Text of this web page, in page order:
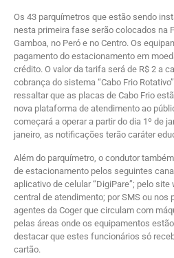
Os 43 parquímetros que estão sendo
nesta primeira fase serão colocados na
Gamboa, no Peró e no Centro. Os
pagamento do estacionamento em
crédito. O valor da tarifa será de R$ 2 a
cobrança do sistema “Cabo Frio
ressaltar que as placas de Cabo Frio
nova plataforma de atendimento ao
começará a operar a partir do dia 1º de
janeiro, as notificações terão caráter
Além do parquímetro, o condutor
de estacionamento pelos seguintes
aplicativo de celular “DigiPare”; pelo
central de atendimento; por SMS ou nos
agentes da Coger que circulam com
pelas áreas onde os equipamentos
destacar que estes funcionários só
cartão.